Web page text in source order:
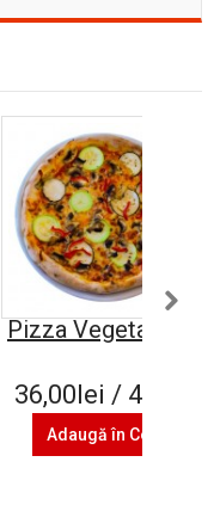
Pizza Vegetariana
36,00lei / 470 g
Adaugă în Coş